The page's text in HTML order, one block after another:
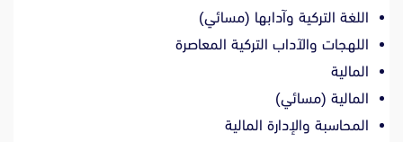
اللغة التركية وآدابها (مسائي)
اللهجات والآداب التركية المعاصرة
المالية
المالية (مسائي)
المحاسبة والإدارة المالية